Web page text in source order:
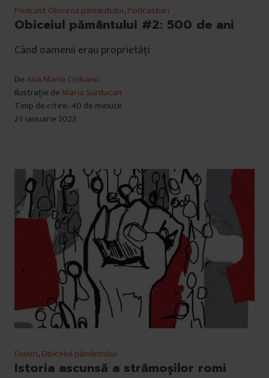
Podcast Obiceiul pământului,Podcasturi
Obiceiul pământului #2: 500 de ani
Când oamenii erau proprietăți
DeAna Maria Ciobanu
Ilustrație de Maria Surducan
Timp de citire: 40 de minute
23 ianuarie 2022
Eseuri,Obiceiul pământului
Istoria ascunsă a strămoșilor romi